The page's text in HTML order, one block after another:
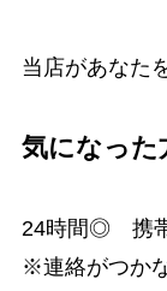
当店があなた
気になった
24時間◎ 携
※連絡がつか